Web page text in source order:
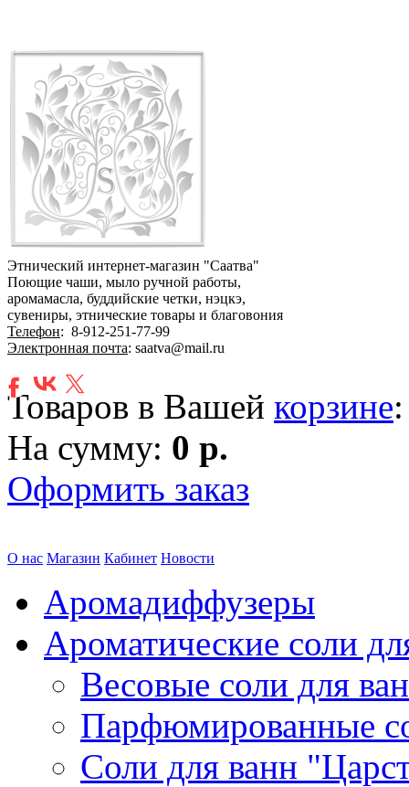
Этнический интернет-магазин "Саатва"
Поющие чаши, мыло ручной работы,
аромамасла, буддийские четки, нэцкэ,
сувениры, этнические товары и благовония
Телефон: 8-912-251-77-99
Электронная почта: saatva@mail.ru
Товаров в Вашей корзине
На сумму: 0 р.
Оформить заказ
О нас Магазин Кабинет Новости
Аромадиффузеры
Ароматические соли
Весовые соли для
Парфюмированные
Соли для ванн